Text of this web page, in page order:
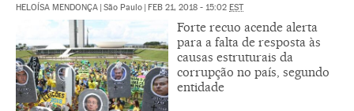
HELOÍSA MENDONÇA | São Paulo | FEB 21, 2018 - 15:02 EST
Forte recuo acende alerta
para a falta de resposta às
causas estruturais da
corrupção no país, segundo
entidade